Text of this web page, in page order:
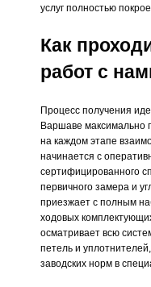
услуг полностью
Как
работ с
Процесс получения
Варшаве максимально
на каждом этапе
начинается с
сертифицированного
первичного замера и
приезжает с полным
ходовых
осматривает всю
петель и
заводских норм в